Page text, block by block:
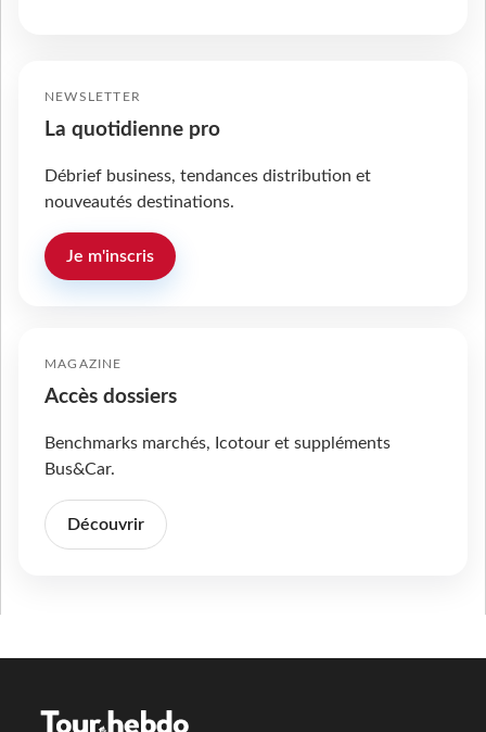
NEWSLETTER
La quotidienne pro
Débrief business, tendances distribution et
nouveautés destinations.
Je m'inscris
MAGAZINE
Accès dossiers
Benchmarks marchés, Icotour et suppléments
Bus&Car.
Découvrir